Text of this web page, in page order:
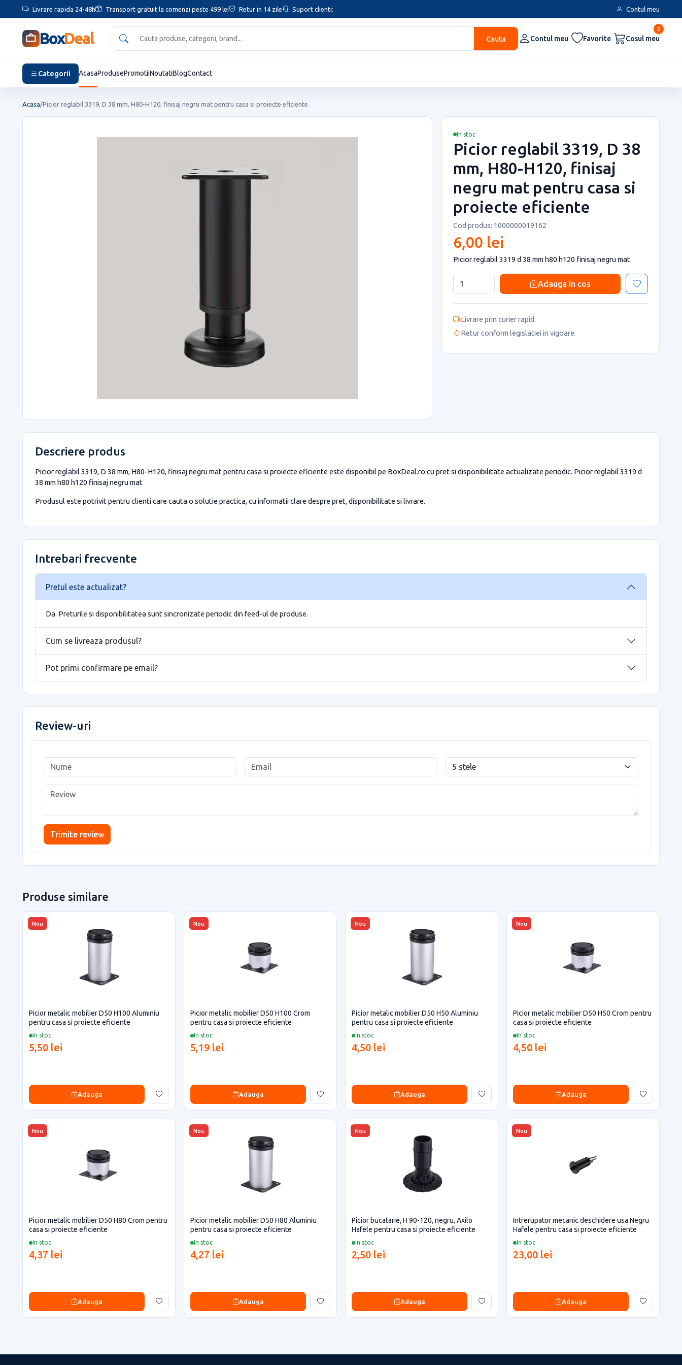
Livrare rapida 24-48h Transport gratuit la comenzi peste 499 lei Retur in 14 zile Suport clienti: Contul meu
BoxDeal Cauta Contul meu Favorite
0
Cosul meu
Categorii AcasaProdusePromotiiNoutatiBlogContact
Acasa/Picior reglabil 3319, D 38 mm, H80-H120, finisaj negru mat pentru casa si proiecte eficiente
In stoc
Picior reglabil 3319, D 38
mm, H80-H120, finisaj
negru mat pentru casa si
proiecte eficiente
Cod produs: 1000000019162
6,00 lei
Picior reglabil 3319 d 38 mm h80 h120 finisaj negru mat
Adauga in cos
Livrare prin curier rapid.
Retur conform legislatiei in vigoare.
Descriere produs
Picior reglabil 3319, D 38 mm, H80-H120, finisaj negru mat pentru casa si proiecte eficiente este disponibil pe BoxDeal.ro cu pret si disponibilitate actualizate periodic. Picior reglabil 3319 d
38 mm h80 h120 finisaj negru mat
Produsul este potrivit pentru clienti care cauta o solutie practica, cu informatii clare despre pret, disponibilitate si livrare.
Intrebari frecvente
Pretul este actualizat?
Da. Preturile si disponibilitatea sunt sincronizate periodic din feed-ul de produse.
Cum se livreaza produsul?
Pot primi confirmare pe email?
Review-uri
Trimite review
Produse similare
Nou
In stoc
Picior metalic mobilier D50 H100 Aluminiu
pentru casa si proiecte eficiente
5,50 lei
Adauga
Nou
In stoc
Picior metalic mobilier D50 H100 Crom
pentru casa si proiecte eficiente
5,19 lei
Adauga
Nou
In stoc
Picior metalic mobilier D50 H50 Aluminiu
pentru casa si proiecte eficiente
4,50 lei
Adauga
Nou
In stoc
Picior metalic mobilier D50 H50 Crom pentru
casa si proiecte eficiente
4,50 lei
Adauga
Nou
In stoc
Picior metalic mobilier D50 H80 Crom pentru
casa si proiecte eficiente
4,37 lei
Adauga
Nou
In stoc
Picior metalic mobilier D50 H80 Aluminiu
pentru casa si proiecte eficiente
4,27 lei
Adauga
Nou
In stoc
Picior bucatarie, H 90-120, negru, Axilo
Hafele pentru casa si proiecte eficiente
2,50 lei
Adauga
Nou
In stoc
Intrerupator mecanic deschidere usa Negru
Hafele pentru casa si proiecte eficiente
23,00 lei
Adauga